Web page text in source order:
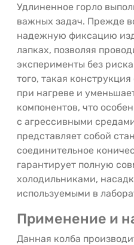
Удлиненное горло
важных задач. Прежде
надежную фиксацию
лапках, позволяя
эксперименты без
того, такая
при нагреве и
компонентов, что
с агрессивными
представляет собой
соединительное
гарантирует полную
холодильниками,
используемыми в
Применение и
Данная колба